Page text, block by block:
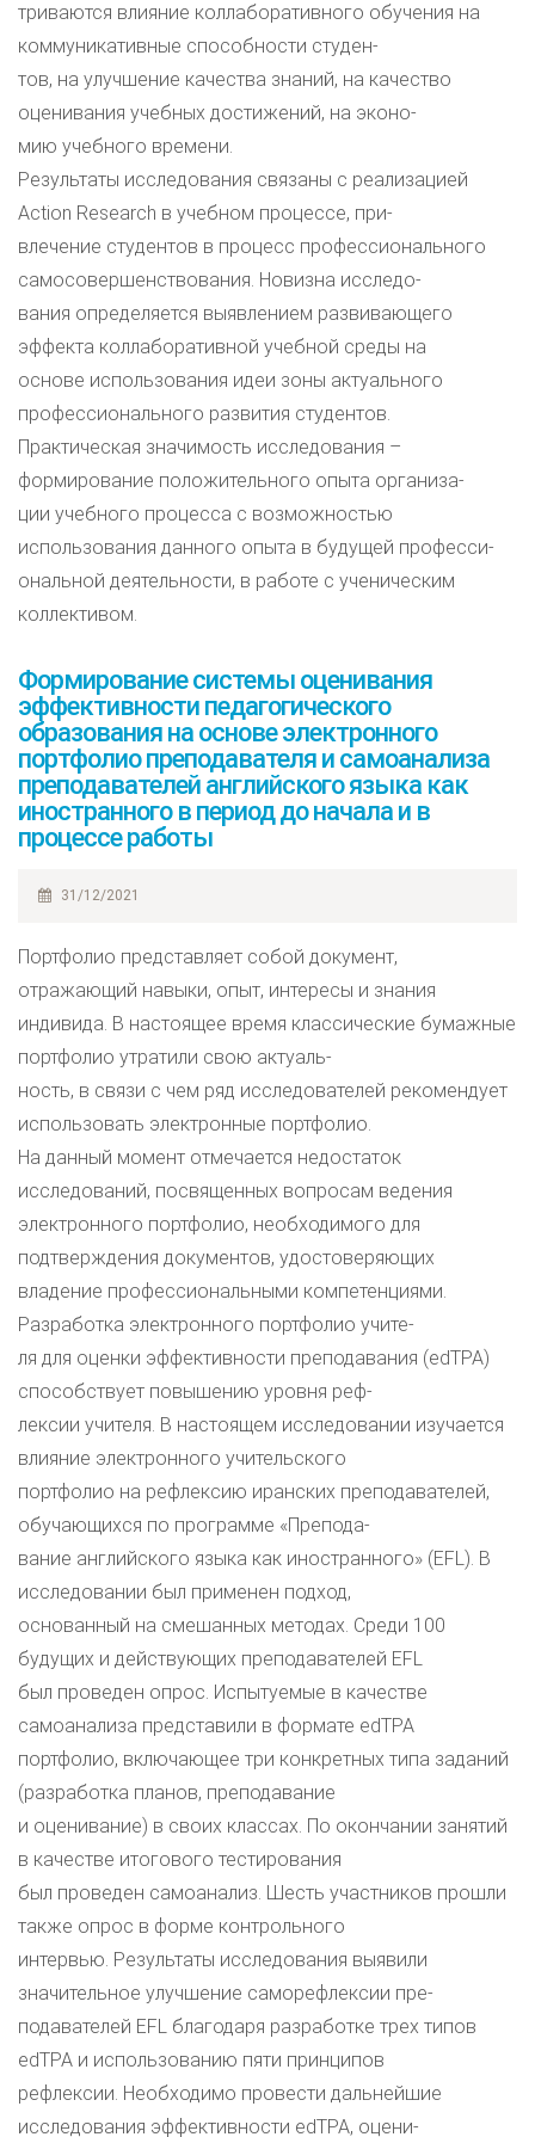
триваются влияние коллаборативного обучения на
коммуникативные способности студен-
тов, на улучшение качества знаний, на качество
оценивания учебных достижений, на эконо-
мию учебного времени.
Результаты исследования связаны с реализацией
Action Research в учебном процессе, при-
влечение студентов в процесс профессионального
самосовершенствования. Новизна исследо-
вания определяется выявлением развивающего
эффекта коллаборативной учебной среды на
основе использования идеи зоны актуального
профессионального развития студентов.
Практическая значимость исследования –
формирование положительного опыта организа-
ции учебного процесса с возможностью
использования данного опыта в будущей професси-
ональной деятельности, в работе с ученическим
коллективом.
Формирование системы оценивания
эффективности педагогического
образования на основе электронного
портфолио преподавателя и самоанализа
преподавателей английского языка как
иностранного в период до начала и в
процессе работы
31/12/2021
Портфолио представляет собой документ,
отражающий навыки, опыт, интересы и знания
индивида. В настоящее время классические бумажные
портфолио утратили свою актуаль-
ность, в связи с чем ряд исследователей рекомендует
использовать электронные портфолио.
На данный момент отмечается недостаток
исследований, посвященных вопросам ведения
электронного портфолио, необходимого для
подтверждения документов, удостоверяющих
владение профессиональными компетенциями.
Разработка электронного портфолио учите-
ля для оценки эффективности преподавания (edTPA)
способствует повышению уровня реф-
лексии учителя. В настоящем исследовании изучается
влияние электронного учительского
портфолио на рефлексию иранских преподавателей,
обучающихся по программе «Препода-
вание английского языка как иностранного» (EFL). В
исследовании был применен подход,
основанный на смешанных методах. Среди 100
будущих и действующих преподавателей EFL
был проведен опрос. Испытуемые в качестве
самоанализа представили в формате edTPA
портфолио, включающее три конкретных типа заданий
(разработка планов, преподавание
и оценивание) в своих классах. По окончании занятий
в качестве итогового тестирования
был проведен самоанализ. Шесть участников прошли
также опрос в форме контрольного
интервью. Результаты исследования выявили
значительное улучшение саморефлексии пре-
подавателей EFL благодаря разработке трех типов
edTPA и использованию пяти принципов
рефлексии. Необходимо провести дальнейшие
исследования эффективности edTPA, оцени-